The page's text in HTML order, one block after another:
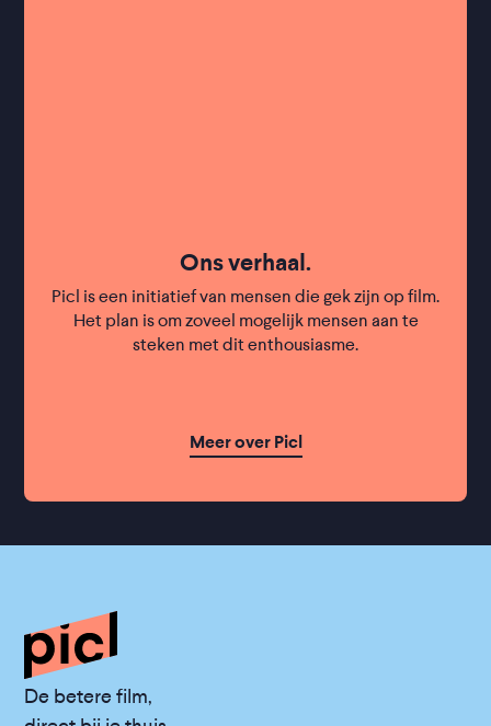
Ons verhaal.
Picl is een initiatief van mensen die gek zijn op film.
Het plan is om zoveel mogelijk mensen aan te
steken met dit enthousiasme.
Meer over Picl
De betere film,